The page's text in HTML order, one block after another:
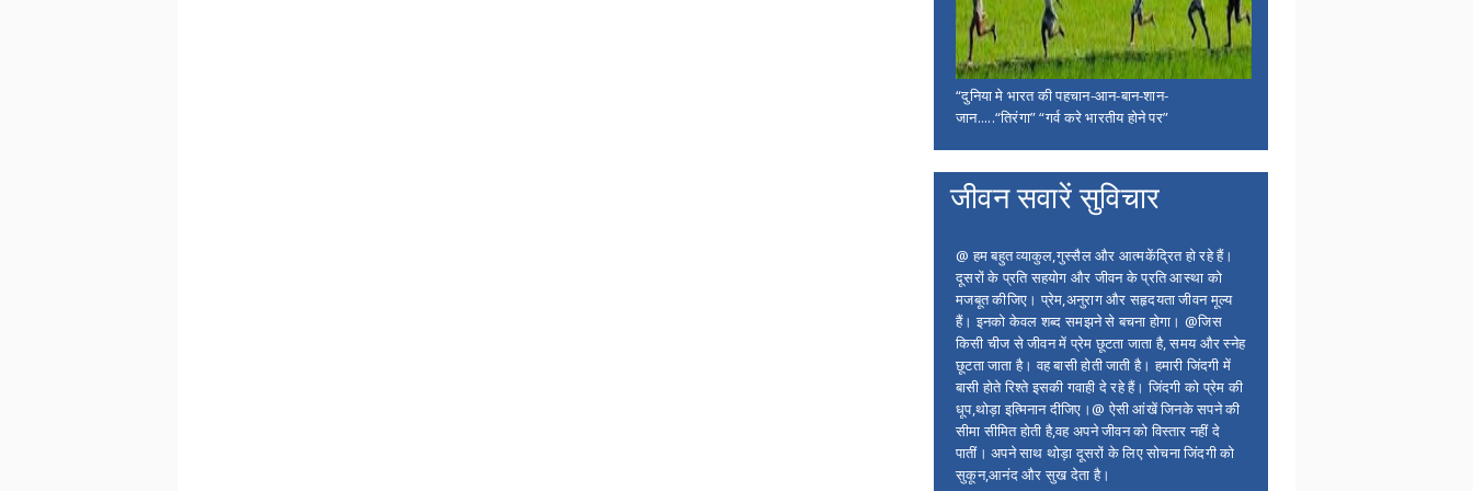
“दुनिया मे भारत की पहचान-आन-बान-शान-
जान.....“तिरंगा” “गर्व करे भारतीय होने पर”
जीवन सवारें सुविचार
@ हम बहुत व्याकुल,गुस्सैल और आत्मकेंद्रित हो रहे हैं।
दूसरों के प्रति सहयोग और जीवन के प्रति आस्था को
मजबूत कीजिए। प्रेम,अनुराग और सहृदयता जीवन मूल्य
हैं। इनको केवल शब्द समझने से बचना होगा। @जिस
किसी चीज से जीवन में प्रेम छूटता जाता है, समय और स्नेह
छूटता जाता है। वह बासी होती जाती है। हमारी जिंदगी में
बासी होते रिश्ते इसकी गवाही दे रहे हैं। जिंदगी को प्रेम की
धूप,थोड़ा इत्मिनान दीजिए।@ ऐसी आंखें जिनके सपने की
सीमा सीमित होती है,वह अपने जीवन को विस्तार नहीं दे
पातीं। अपने साथ थोड़ा दूसरों के लिए सोचना जिंदगी को
सुकून,आनंद और सुख देता है।